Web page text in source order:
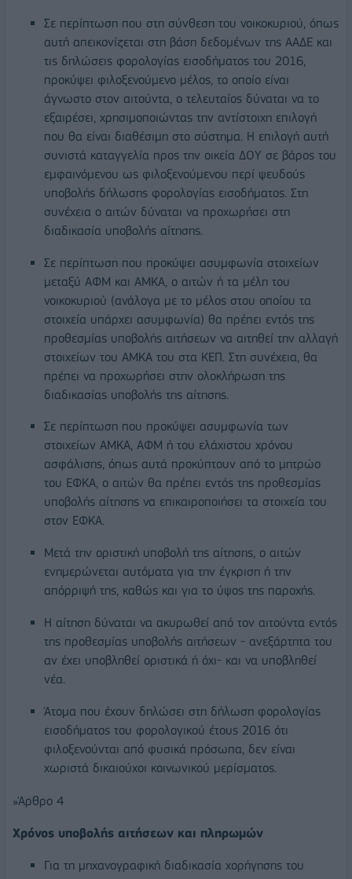
Σε περίπτωση που στη σύνθεση του νοικοκυριού, όπως
αυτή απεικονίζεται στη βάση δεδομένων της ΑΑΔΕ και
τις δηλώσεις φορολογίας εισοδήματος του 2016,
προκύψει φιλοξενούμενο μέλος, το οποίο είναι
άγνωστο στον αιτούντα, ο τελευταίος δύναται να το
εξαιρέσει, χρησιμοποιώντας την αντίστοιχη επιλογή
που θα είναι διαθέσιμη στο σύστημα. Η επιλογή αυτή
συνιστά καταγγελία προς την οικεία ΔΟY σε βάρος του
εμφαινόμενου ως φιλοξενούμενου περί ψευδούς
υποβολής δήλωσης φορολογίας εισοδήματος. Στη
συνέχεια ο αιτών δύναται να προχωρήσει στη
διαδικασία υποβολής αίτησης.
Σε περίπτωση που προκύψει ασυμφωνία στοιχείων
μεταξύ ΑΦΜ και ΑΜΚΑ, ο αιτών ή τα μέλη του
νοικοκυριού (ανάλογα με το μέλος στου οποίου τα
στοιχεία υπάρχει ασυμφωνία) θα πρέπει εντός της
προθεσμίας υποβολής αιτήσεων να αιτηθεί την αλλαγή
στοιχείων του ΑΜΚΑ του στα ΚΕΠ. Στη συνέχεια, θα
πρέπει να προχωρήσει στην ολοκλήρωση της
διαδικασίας υποβολής της αίτησης.
Σε περίπτωση που προκύψει ασυμφωνία των
στοιχείων ΑΜΚΑ, ΑΦΜ ή του ελάχιστου χρόνου
ασφάλισης, όπως αυτά προκύπτουν από το μητρώο
του ΕΦΚΑ, ο αιτών θα πρέπει εντός της προθεσμίας
υποβολής αίτησης να επικαιροποιήσει τα στοιχεία του
στον ΕΦΚΑ.
Μετά την οριστική υποβολή της αίτησης, ο αιτών
ενημερώνεται αυτόματα για την έγκριση ή την
απόρριψή της, καθώς και για το ύψος της παροχής.
Η αίτηση δύναται να ακυρωθεί από τον αιτούντα εντός
της προθεσμίας υποβολής αιτήσεων - ανεξάρτητα του
αν έχει υποβληθεί οριστικά ή όχι- και να υποβληθεί
νέα.
Άτομα που έχουν δηλώσει στη δήλωση φορολογίας
εισοδήματος του φορολογικού έτους 2016 ότι
φιλοξενούνται από φυσικά πρόσωπα, δεν είναι
χωριστά δικαιούχοι κοινωνικού μερίσματος.
»Άρθρο 4
Χρόνος υποβολής αιτήσεων και πληρωμών
Για τη μηχανογραφική διαδικασία χορήγησης του